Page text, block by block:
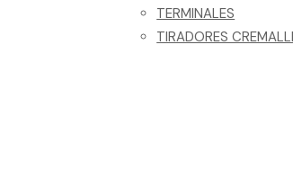
TERMINALES
TIRADORES